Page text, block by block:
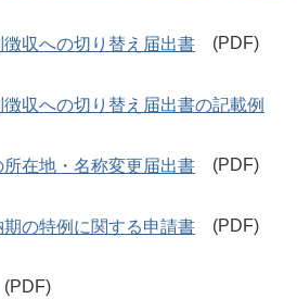
収への切り替え届出書 (PDF)
収への切り替え届出書の記載例
在地・名称変更届出書 (PDF)
の特例に関する申請書 (PDF)